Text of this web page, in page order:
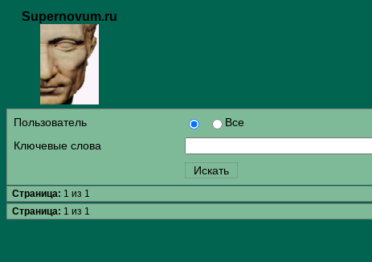
Supernovum.ru
Пользователь
Все
Ключевые слова
Страница: 1 из 1
Страница: 1 из 1